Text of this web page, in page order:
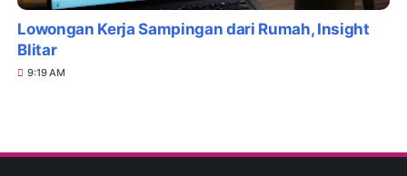
Lowongan Kerja Sampingan dari Rumah, Insight
Blitar
9:19 AM